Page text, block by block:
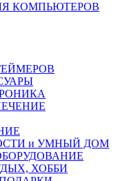
КОМПЬЮТЕРОВ
и УМНЫЙ ДОМ
ХОББИ